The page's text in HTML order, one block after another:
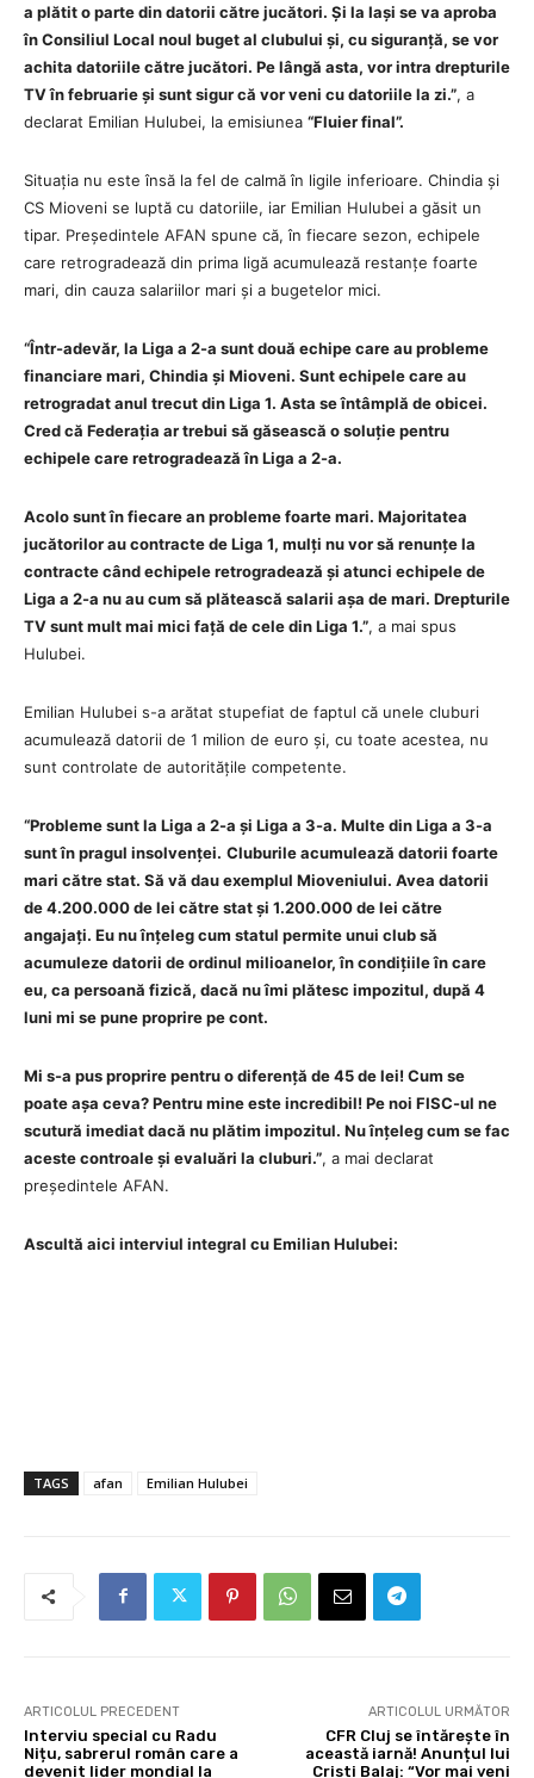
a plătit o parte din datorii către jucători. Și la Iași se va aproba
în Consiliul Local noul buget al clubului și, cu siguranță, se vor
achita datoriile către jucători. Pe lângă asta, vor intra drepturile
TV în februarie și sunt sigur că vor veni cu datoriile la zi.”, a
declarat Emilian Hulubei, la emisiunea “Fluier final”.
Situația nu este însă la fel de calmă în ligile inferioare. Chindia și
CS Mioveni se luptă cu datoriile, iar Emilian Hulubei a găsit un
tipar. Președintele AFAN spune că, în fiecare sezon, echipele
care retrogradează din prima ligă acumulează restanțe foarte
mari, din cauza salariilor mari și a bugetelor mici.
“Într-adevăr, la Liga a 2-a sunt două echipe care au probleme
financiare mari, Chindia și Mioveni. Sunt echipele care au
retrogradat anul trecut din Liga 1. Asta se întâmplă de obicei.
Cred că Federația ar trebui să găsească o soluție pentru
echipele care retrogradează în Liga a 2-a.
Acolo sunt în fiecare an probleme foarte mari. Majoritatea
jucătorilor au contracte de Liga 1, mulți nu vor să renunțe la
contracte când echipele retrogradează și atunci echipele de
Liga a 2-a nu au cum să plătească salarii așa de mari. Drepturile
TV sunt mult mai mici față de cele din Liga 1.”, a mai spus
Hulubei.
Emilian Hulubei s-a arătat stupefiat de faptul că unele cluburi
acumulează datorii de 1 milion de euro și, cu toate acestea, nu
sunt controlate de autoritățile competente.
“Probleme sunt la Liga a 2-a și Liga a 3-a. Multe din Liga a 3-a
sunt în pragul insolvenței. Cluburile acumulează datorii foarte
mari către stat. Să vă dau exemplul Mioveniului. Avea datorii
de 4.200.000 de lei către stat și 1.200.000 de lei către
angajați. Eu nu înțeleg cum statul permite unui club să
acumuleze datorii de ordinul milioanelor, în condițiile în care
eu, ca persoană fizică, dacă nu îmi plătesc impozitul, după 4
luni mi se pune proprire pe cont.
Mi s-a pus proprire pentru o diferență de 45 de lei! Cum se
poate așa ceva? Pentru mine este incredibil! Pe noi FISC-ul ne
scutură imediat dacă nu plătim impozitul. Nu înțeleg cum se fac
aceste controale și evaluări la cluburi.”, a mai declarat
președintele AFAN.
Ascultă aici interviul integral cu Emilian Hulubei:
TAGS afan Emilian Hulubei
ARTICOLUL PRECEDENT
Interviu special cu Radu
Nițu, sabrerul român care a
devenit lider mondial la
ARTICOLUL URMĂTOR
CFR Cluj se întărește în
această iarnă! Anunțul lui
Cristi Balaj: “Vor mai veni